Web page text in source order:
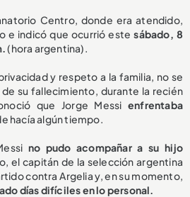
Centro, donde era atendido,
e indicó que ocurrió estesábado, 8
(hora argentina).
y respeto a la familia, no se
su fallecimiento, durante la recién
que Jorge Messi enfrentaba
hacía algún tiempo.
no pudo acompañar a su hijo
el capitán de la selección argentina
contra Argelia y, en su momento,
días difíciles en lo personal.